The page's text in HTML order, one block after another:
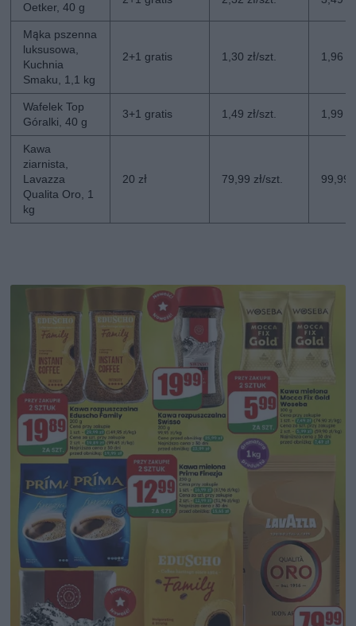
Oetker, 40 g
Mąka pszenna
luksusowa,
Kuchnia
Smaku, 1,1 kg
2+1 gratis 1,30 zł/szt. 1,96
Wafelek Top
Góralki, 40 g
3+1 gratis 1,49 zł/szt. 1,99
Kawa
ziarnista,
Lavazza
Qualita Oro, 1
kg
20 zł 79,99 zł/szt. 99,99